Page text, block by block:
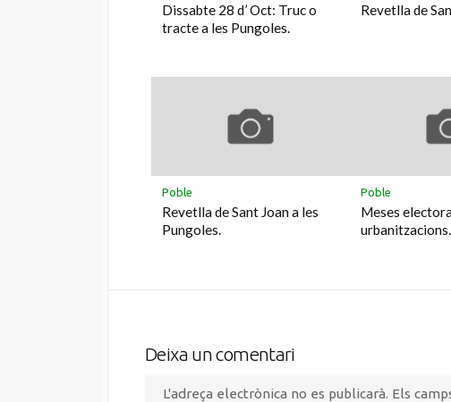
Dissabte 28 d’ Oct: Truc o
tracte a les Pungoles.
Revetlla de
Poble
Revetlla de Sant Joan a les
Pungoles.
Poble
Meses
urbanitzacions.
Deixa un comentari
L'adreça electrònica no es publicarà. Els